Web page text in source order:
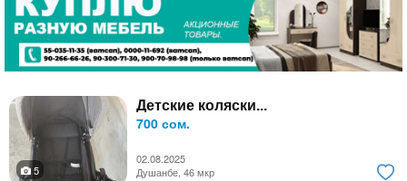
Детские коляски...
700 сом.
02.08.2025
5
Душанбе, 46 мкр